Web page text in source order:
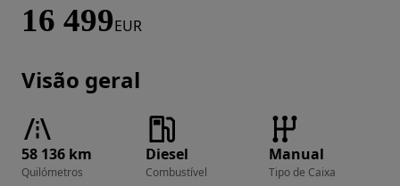
16 499EUR
Visão geral
58 136 km
Quilómetros
Diesel
Combustível
Manual
Tipo de Caixa